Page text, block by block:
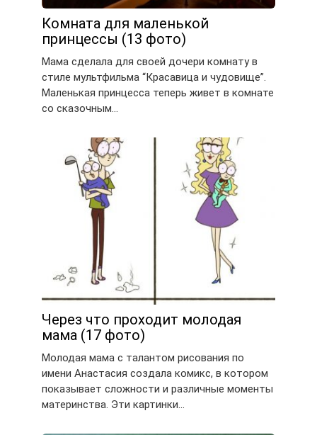
Комната для маленькой
принцессы (13 фото)
Мама сделала для своей дочери комнату в
стиле мультфильма “Красавица и чудовище”.
Маленькая принцесса теперь живет в комнате
со сказочным…
Через что проходит молодая
мама (17 фото)
Молодая мама с талантом рисования по
имени Анастасия создала комикс, в котором
показывает сложности и различные моменты
материнства. Эти картинки…